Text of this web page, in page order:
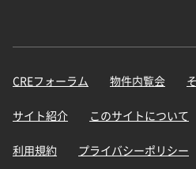
CREフォーラム 物件内覧会
サイト紹介 このサイトについて
利用規約 プライバシーポリシー